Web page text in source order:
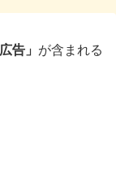
告」 が含まれる